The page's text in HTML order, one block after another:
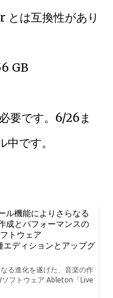
は互換性があり
GB
要です。6/26ま
です。
ル機能によりさらなる
成とパフォーマンスの
トウェア
ディションとアップグ
る進化を遂げた、音楽の作
フトウェア Ableton「Live